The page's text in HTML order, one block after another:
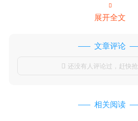

展开全文
文章评论
 还没有人评论过，赶快抢
相关阅读